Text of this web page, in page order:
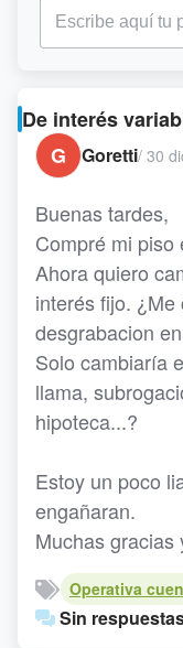
De interés
G
Goretti/ 30
Buenas tardes,
Compré mi piso
Ahora quiero
interés fijo.
desgrabacion
Solo cambiaría
llama,
hipoteca...?
Estoy un poco
engañaran.
Muchas gracias
Operativa
Sin